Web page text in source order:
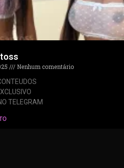
Nenhum comentário
TELEGRAM